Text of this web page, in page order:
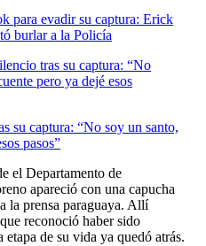
para evadir su captura: Erick
burlar a la Policía
su captura: “No soy un santo,
pasos”
el Departamento de
apareció con una capucha
la prensa paraguaya. Allí
reconoció haber sido
etapa de su vida ya quedó atrás.